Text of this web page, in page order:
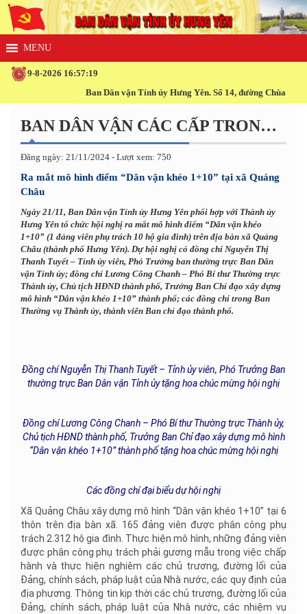
9-8-2026 16:57:19
Ban Dân vận Tỉnh ủy Hưng Yên. Số 14, đường Chùa
BAN DÂN VẬN CÁC CẤP TRONG TỈNH
Đăng ngày: 21/11/2024 - Lượt xem: 750
Ra mắt mô hình điểm “Dân vận khéo 1+10” tại xã Quảng
Châu
Ngày 21/11, Ban Dân vận Tỉnh ủy Hưng Yên phối hợp với Thành ủy
Hưng Yên tổ chức hội nghị ra mắt mô hình điểm “Dân vận khéo
1+10” (1 đảng viên phụ trách 10 hộ gia đình) trên địa bàn xã Quảng
Châu (thành phố Hưng Yên). Dự hội nghị có đồng chí Nguyễn Thị
Thanh Tuyết – Tỉnh ủy viên, Phó Trưởng ban thường trực Ban Dân
vận Tỉnh ủy; đồng chí Lương Công Chanh – Phó Bí thư Thường trực
Thành ủy, Chủ tịch HĐND thành phố, Trưởng Ban Chỉ đạo xây dựng
mô hình “Dân vận khéo 1+10” thành phố; các đồng chí trong Ban
Thường vụ Thành ủy, thành viên Ban chỉ đạo thành phố.
Đồng chí Nguyễn Thị Thanh Tuyết – Tỉnh ủy viên, Phó Trưởng Ban
thường trực Ban Dân vận Tỉnh ủy tặng hoa chúc mừng hội nghị
Đồng chí Lương Công Chanh – Phó Bí thư Thường trực Thành ủy,
Chủ tịch HĐND thành phố, Trưởng Ban Chỉ đạo xây dựng mô hình
“Dân vận khéo 1+10” thành phố tặng hoa chúc mừng hội nghị
Các đồng chí đại biểu dự hội nghị
Xã Quảng Châu xây dựng mô hình “Dân vận khéo 1+10” tại 6
thôn trên địa bàn xã. 165 đảng viên được phân công phụ
trách 2.312 hộ gia đình. Thực hiện mô hình, những đảng viên
được phân công phụ trách phải gương mẫu trong việc chấp
hành và thực hiện nghiêm các chủ trương, đường lối của
Đảng, chính sách, pháp luật của Nhà nước, các quy định của
địa phương. Thông tin kịp thời các chủ trương, đường lối của
Đảng, chính sách, pháp luật của Nhà nước, các nhiệm vụ